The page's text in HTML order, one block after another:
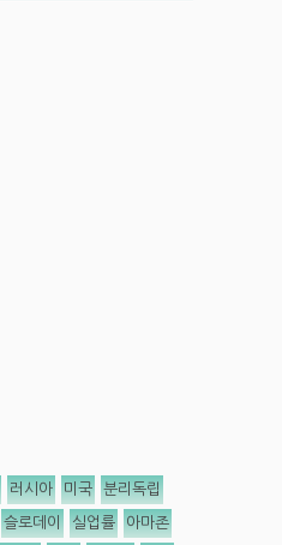
러시아 미국 분리독립
슬로데이 실업률 아마존